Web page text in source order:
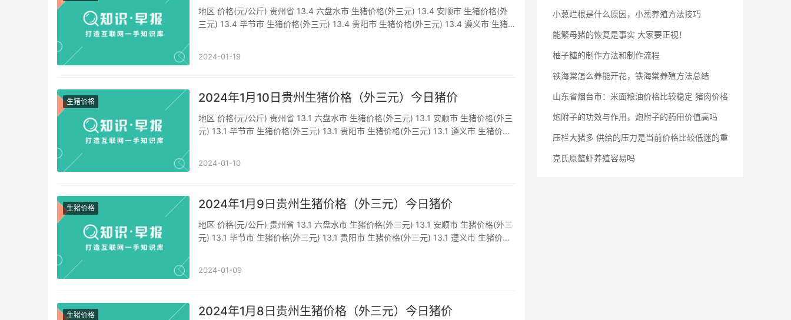
地区 价格(元/公斤) 贵州省 13.4 六盘水市 生猪价格(外三元) 13.4 安顺市 生猪价格(外
三元) 13.4 毕节市 生猪价格(外三元) 13.4 贵阳市 生猪价格(外三元) 13.4 遵义市 生猪
2024-01-19
生猪价格 2024年1月10日贵州生猪价格（外三元）今日猪价
地区 价格(元/公斤) 贵州省 13.1 六盘水市 生猪价格(外三元) 13.1 安顺市 生猪价格(外三
元) 13.1 毕节市 生猪价格(外三元) 13.1 贵阳市 生猪价格(外三元) 13.1 遵义市 生猪价格
2024-01-10
生猪价格 2024年1月9日贵州生猪价格（外三元）今日猪价
地区 价格(元/公斤) 贵州省 13.1 六盘水市 生猪价格(外三元) 13.1 安顺市 生猪价格(外三
元) 13.1 毕节市 生猪价格(外三元) 13.1 贵阳市 生猪价格(外三元) 13.1 遵义市 生猪价格
2024-01-09
生猪价格 2024年1月8日贵州生猪价格（外三元）今日猪价
小葱烂根是什么原因，小葱养殖方法技巧
能繁母猪的恢复是事实 大家要正视！
柚子糖的制作方法和制作流程
铁海棠怎么养能开花，铁海棠养殖方法总结
山东省烟台市：米面粮油价格比较稳定 猪肉价格
炮附子的功效与作用，炮附子的药用价值高吗
压栏大猪多 供给的压力是当前价格比较低迷的重
克氏原螯虾养殖容易吗